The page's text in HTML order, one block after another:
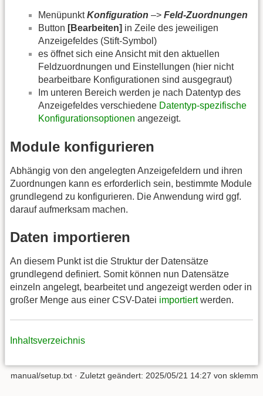
MenüpunktKonfiguration –> Feld-Zuordnungen
Button [Bearbeiten] in Zeile des jeweiligen
Anzeigefeldes (Stift-Symbol)
es öffnet sich eine Ansicht mit den aktuellen
Feldzuordnungen und Einstellungen (hier nicht
bearbeitbare Konfigurationen sind ausgegraut)
Im unteren Bereich werden je nach Datentyp des
Anzeigefeldes verschiedene Datentyp-spezifische
Konfigurationsoptionen angezeigt.
Module konfigurieren
Abhängig von den angelegten Anzeigefeldern und ihren
Zuordnungen kann es erforderlich sein, bestimmte Module
grundlegend zu konfigurieren. Die Anwendung wird ggf.
darauf aufmerksam machen.
Daten importieren
An diesem Punkt ist die Struktur der Datensätze
grundlegend definiert. Somit können nun Datensätze
einzeln angelegt, bearbeitet und angezeigt werden oder in
großer Menge aus einer CSV-Datei importiertwerden.
Inhaltsverzeichnis
manual/setup.txt · Zuletzt geändert: 2025/05/21 14:27 von sklemm